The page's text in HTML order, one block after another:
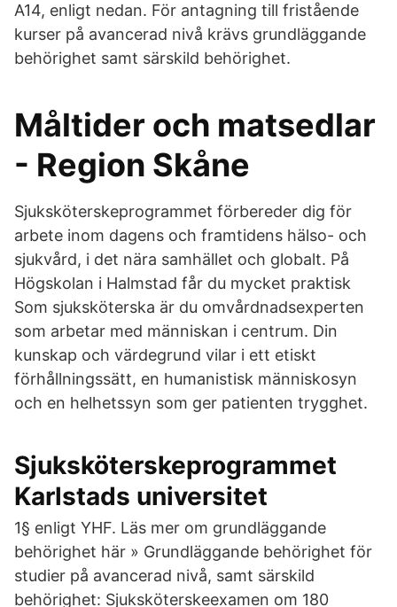
A14, enligt nedan. För antagning till fristående
kurser på avancerad nivå krävs grundläggande
behörighet samt särskild behörighet.
Måltider och matsedlar
- Region Skåne
Sjuksköterskeprogrammet förbereder dig för
arbete inom dagens och framtidens hälso- och
sjukvård, i det nära samhället och globalt. På
Högskolan i Halmstad får du mycket praktisk
Som sjuksköterska är du omvårdnadsexperten
som arbetar med människan i centrum. Din
kunskap och värdegrund vilar i ett etiskt
förhållningssätt, en humanistisk människosyn
och en helhetssyn som ger patienten trygghet.
Sjuksköterskeprogrammet
Karlstads universitet
1§ enligt YHF. Läs mer om grundläggande
behörighet här » Grundläggande behörighet för
studier på avancerad nivå, samt särskild
behörighet: Sjuksköterskeexamen om 180